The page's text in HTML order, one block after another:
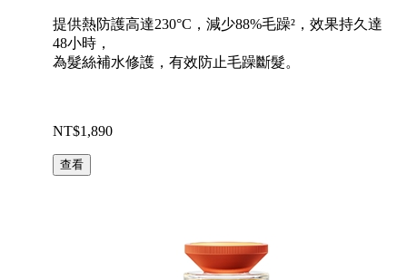
提供熱防護高達230°C，減少88%毛躁²，效果持久達
48小時，
為髮絲補水修護，有效防止毛躁斷髮。
NT$1,890
查看